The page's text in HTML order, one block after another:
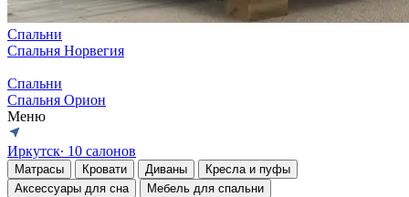
Спальни
Спальня Норвегия
Спальни
Спальня Орион
Меню
Иркутск∙ 10 салонов
Матрасы Кровати Диваны
Кресла и пуфы
Аксессуары для сна
Мебель для спальни